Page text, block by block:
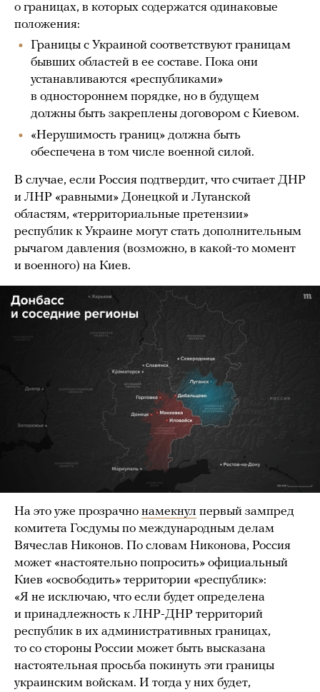
о границах, в которых содержатся одинаковые
положения:
Границы с Украиной соответствуют границам
бывших областей в ее составе. Пока они
устанавливаются «республиками»
в одностороннем порядке, но в будущем
должны быть закреплены договором с Киевом.
«Нерушимость границ» должна быть
обеспечена в том числе военной силой.
В случае, если Россия подтвердит, что считает ДНР
и ЛНР «равными» Донецкой и Луганской
областям, «территориальные претензии»
республик к Украине могут стать дополнительным
рычагом давления (возможно, в какой-то момент
и военного) на Киев.
На это уже прозрачно намекнул первый зампред
комитета Госдумы по международным делам
Вячеслав Никонов. По словам Никонова, Россия
может «настоятельно попросить» официальный
Киев «освободить» территории «республик»:
«Я не исключаю, что если будет определена
и принадлежность к ЛНР-ДНР территорий
республик в их административных границах,
то со стороны России может быть высказана
настоятельная просьба покинуть эти границы
украинским войскам. И тогда у них будет,